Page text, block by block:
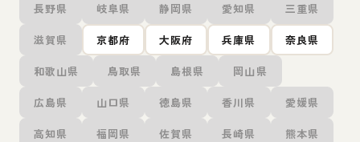
長野県 岐阜県 静岡県 愛知県 三重県
滋賀県 京都府 大阪府 兵庫県 奈良県
和歌山県 鳥取県 島根県 岡山県
広島県 山口県 徳島県 香川県 愛媛県
高知県 福岡県 佐賀県 長崎県 熊本県